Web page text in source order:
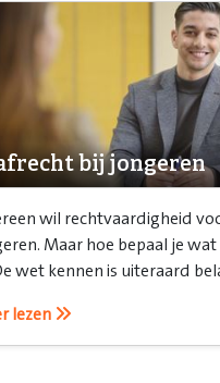
bij jongeren
wil rechtvaardigheid
Maar hoe bepaal je
wet kennen is uiteraard
inzet.
lezen